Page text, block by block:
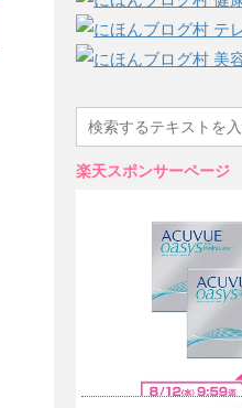
楽天スポンサーページ